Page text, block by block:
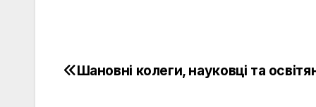
Навігація
Шановні колеги, науковці та